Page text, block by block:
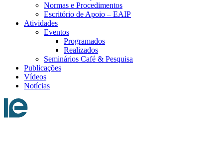
Normas e Procedimentos
Escritório de Apoio – EAIP
Atividades
Eventos
Programados
Realizados
Seminários Café & Pesquisa
Publicações
Vídeos
Notícias